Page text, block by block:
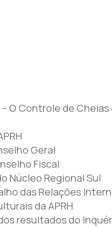
O Controle de
Geral
Fiscal
Núcleo Regional Sul
das Relações
da APRH
resultados do